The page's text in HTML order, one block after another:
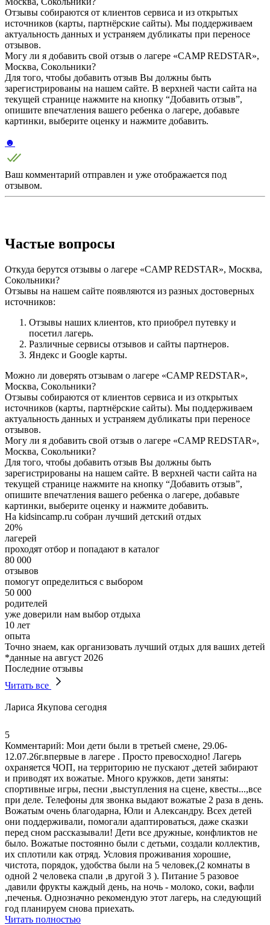
Отзывы собираются от клиентов сервиса и из открытых
источников (карты, партнёрские сайты). Мы поддерживаем
актуальность данных и устраняем дубликаты при переносе
отзывов.
Могу ли я добавить свой отзыв о лагере «CAMP REDSTAR»,
Москва, Сокольники?
Для того, чтобы добавить отзыв Вы должны быть
зарегистрированы на нашем сайте. В верхней части сайта на
текущей странице нажмите на кнопку “Добавить отзыв”,
опишите впечатления вашего ребенка о лагере, добавьте
картинки, выберите оценку и нажмите добавить.
☻
Ваш комментарий отправлен и уже отображается под
отзывом.
Частые вопросы
Откуда берутся отзывы о лагере «CAMP REDSTAR», Москва,
Сокольники?
Отзывы на нашем сайте появляются из разных достоверных
источников:
Отзывы наших клиентов, кто приобрел путевку и
посетил лагерь.
Различные сервисы отзывов и сайты партнеров.
Яндекс и Google карты.
Можно ли доверять отзывам о лагере «CAMP REDSTAR»,
Москва, Сокольники?
Отзывы собираются от клиентов сервиса и из открытых
источников (карты, партнёрские сайты). Мы поддерживаем
актуальность данных и устраняем дубликаты при переносе
отзывов.
Могу ли я добавить свой отзыв о лагере «CAMP REDSTAR»,
Москва, Сокольники?
Для того, чтобы добавить отзыв Вы должны быть
зарегистрированы на нашем сайте. В верхней части сайта на
текущей странице нажмите на кнопку “Добавить отзыв”,
опишите впечатления вашего ребенка о лагере, добавьте
картинки, выберите оценку и нажмите добавить.
На kidsincamp.ru собран лучший детский отдых
20%
лагерей
проходят отбор и попадают в каталог
80 000
отзывов
помогут определиться с выбором
50 000
родителей
уже доверили нам выбор отдыха
10 лет
опыта
Точно знаем, как организовать лучший отдых для ваших детей
*данные на август 2026
Последние отзывы
Читать все
Лариса Якупова сегодня
5
Комментарий: Мои дети были в третьей смене, 29.06-
12.07.26г.впервые в лагере . Просто превосходно! Лагерь
охраняется ЧОП, на территорию не пускают ,детей забирают
и приводят их вожатые. Много кружков, дети заняты:
спортивные игры, песни ,выступления на сцене, квесты...,все
при деле. Телефоны для звонка выдают вожатые 2 раза в день.
Вожатым очень благодарна, Юли и Александру. Всех детей
они поддерживали, помогали адаптироваться, даже сказки
перед сном рассказывали! Дети все дружные, конфликтов не
было. Вожатые постоянно были с детьми, создали коллектив,
их сплотили как отряд. Условия проживания хорошие,
чистота, порядок, удобства были на 5 человек,(2 комнаты в
одной 2 человека спали ,в другой 3 ). Питание 5 разовое
,давили фрукты каждый день, на ночь - молоко, соки, вафли
,печенья. Однозначно рекомендую этот лагерь, на следующий
год планируем снова приехать.
Читать полностью